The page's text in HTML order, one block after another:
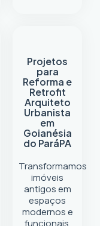
Projetos
para
Reforma e
Retrofit
Arquiteto
Urbanista
em
Goianésia
do ParáPA
Transformamos
imóveis
antigos em
espaços
modernos e
funcionais.